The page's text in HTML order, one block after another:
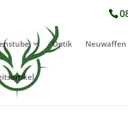
Optik Neuwaffen
Teleskop